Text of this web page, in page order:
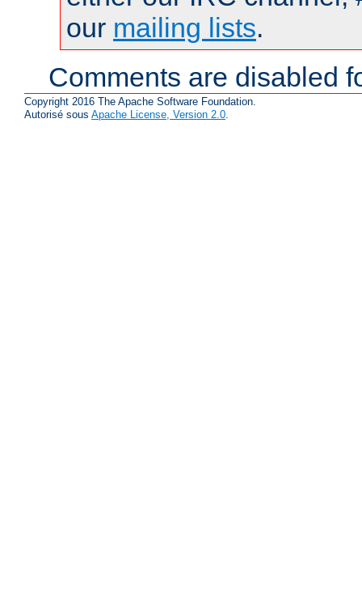
our mailing lists.
Comments are disabled
Copyright 2016 The Apache Software Foundation.
Autorisé sous Apache License, Version 2.0.